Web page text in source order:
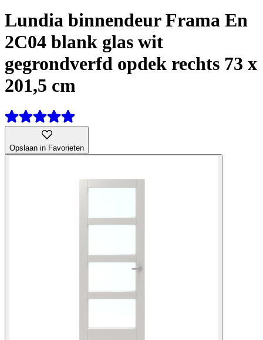
Lundia binnendeur Frama En
2C04 blank glas wit
gegrondverfd opdek rechts 73 x
201,5 cm
Opslaan in Favorieten